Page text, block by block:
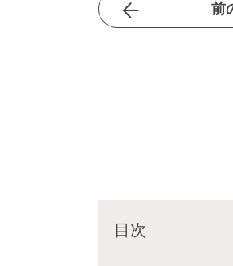
前
目次